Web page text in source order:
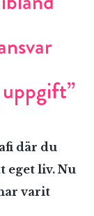
där du
eget liv. Nu
varit